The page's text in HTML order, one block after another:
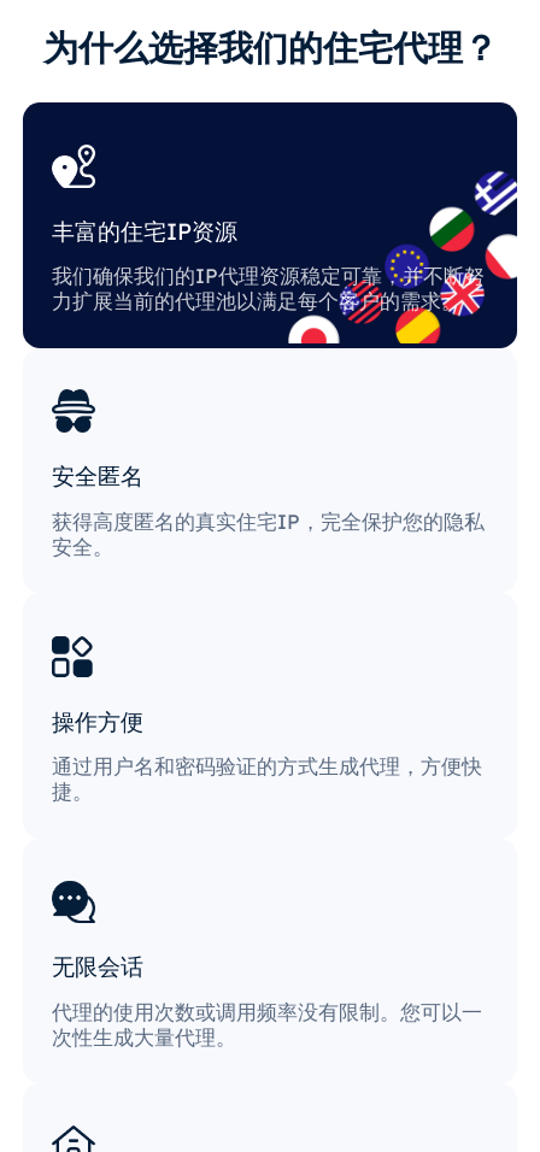
为什么选择我们的住宅代理？
丰富的住宅IP资源
我们确保我们的IP代理资源稳定可靠，并不断努
力扩展当前的代理池以满足每个客户的需求。
安全匿名
获得高度匿名的真实住宅IP，完全保护您的隐私
安全。
操作方便
通过用户名和密码验证的方式生成代理，方便快
捷。
无限会话
代理的使用次数或调用频率没有限制。您可以一
次性生成大量代理。